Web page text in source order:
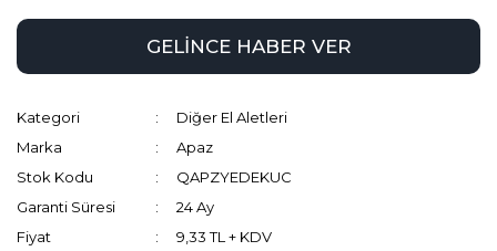
GELİNCE HABER VER
Kategori
Diğer El Aletleri
Marka
Apaz
Stok Kodu
QAPZYEDEKUC
Garanti Süresi
24 Ay
Fiyat
9,33 TL + KDV